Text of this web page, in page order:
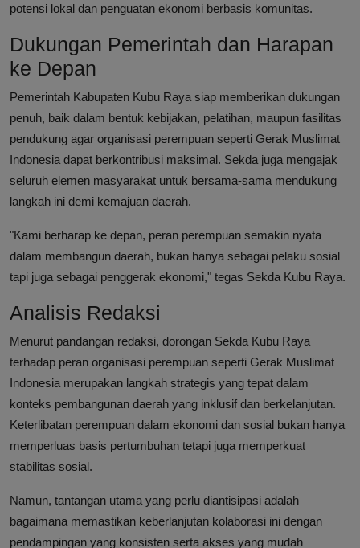
potensi lokal dan penguatan ekonomi berbasis komunitas.
Dukungan Pemerintah dan Harapan
ke Depan
Pemerintah Kabupaten Kubu Raya siap memberikan dukungan
penuh, baik dalam bentuk kebijakan, pelatihan, maupun fasilitas
pendukung agar organisasi perempuan seperti Gerak Muslimat
Indonesia dapat berkontribusi maksimal. Sekda juga mengajak
seluruh elemen masyarakat untuk bersama-sama mendukung
langkah ini demi kemajuan daerah.
"Kami berharap ke depan, peran perempuan semakin nyata
dalam membangun daerah, bukan hanya sebagai pelaku sosial
tapi juga sebagai penggerak ekonomi," tegas Sekda Kubu Raya.
Analisis Redaksi
Menurut pandangan redaksi, dorongan Sekda Kubu Raya
terhadap peran organisasi perempuan seperti Gerak Muslimat
Indonesia merupakan langkah strategis yang tepat dalam
konteks pembangunan daerah yang inklusif dan berkelanjutan.
Keterlibatan perempuan dalam ekonomi dan sosial bukan hanya
memperluas basis pertumbuhan tetapi juga memperkuat
stabilitas sosial.
Namun, tantangan utama yang perlu diantisipasi adalah
bagaimana memastikan keberlanjutan kolaborasi ini dengan
pendampingan yang konsisten serta akses yang mudah